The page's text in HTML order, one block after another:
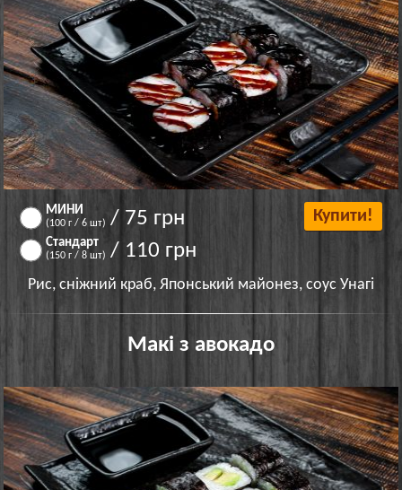
МИНИ
(100 г / 6 шт) / 75 грн
Стандарт
(150 г / 8 шт) / 110 грн
Купити!
Рис, сніжний краб, Японський майонез, соус Унагі
Макі з авокадо